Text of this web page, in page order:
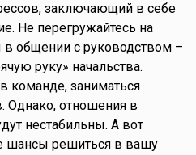
заключающий в себе
Не перегружайтесь на
в общении с руководством –
руку» начальства.
команде, заниматься
Однако, отношения в
нестабильны. А вот
шансы решиться в вашу